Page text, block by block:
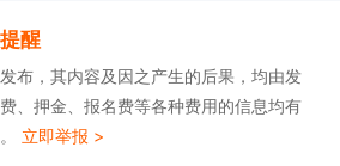
醒
布，其内容及因之产生的后果，均由发
、押金、报名费等各种费用的信息均有
立即举报 >